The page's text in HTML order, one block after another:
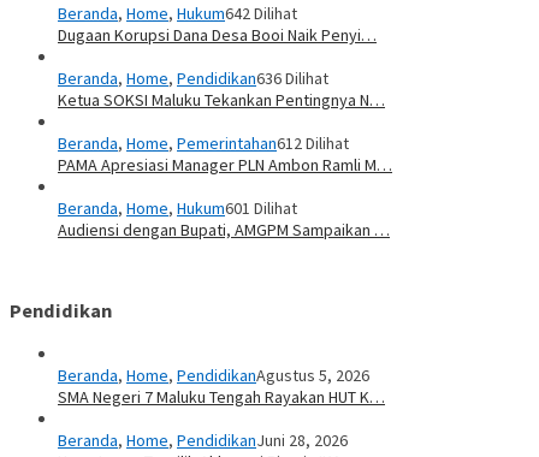
Beranda, Home, Hukum642 Dilihat
Dugaan Korupsi Dana Desa Booi Naik Penyi…
Beranda, Home, Pendidikan636 Dilihat
Ketua SOKSI Maluku Tekankan Pentingnya N…
Beranda, Home, Pemerintahan612 Dilihat
PAMA Apresiasi Manager PLN Ambon Ramli M…
Beranda, Home, Hukum601 Dilihat
Audiensi dengan Bupati, AMGPM Sampaikan …
Pendidikan
Beranda, Home, PendidikanAgustus 5, 2026
SMA Negeri 7 Maluku Tengah Rayakan HUT K…
Beranda, Home, PendidikanJuni 28, 2026